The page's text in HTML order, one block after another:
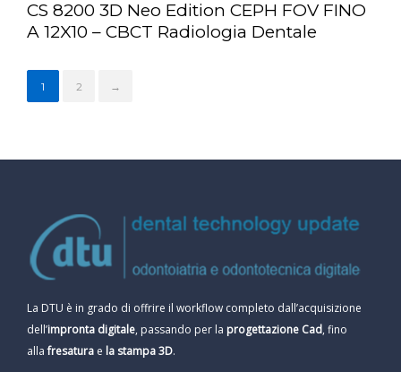
CS 8200 3D Neo Edition CEPH FOV FINO
A 12X10 – CBCT Radiologia Dentale
1 2 →
La DTU è in grado di offrire il workflow completo dall’acquisizione
dell’impronta digitale, passando per la progettazione Cad, fino
allafresatura e la stampa 3D.